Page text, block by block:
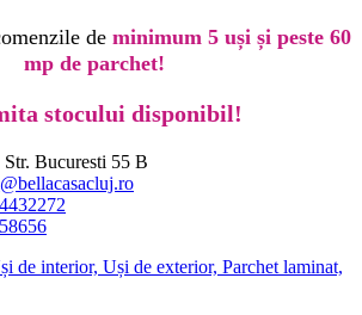
de minimum 5 uși și peste 60
mp de parchet!
stocului disponibil!
Bucuresti 55 B